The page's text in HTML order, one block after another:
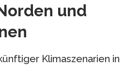
und
Klimaszenarien in